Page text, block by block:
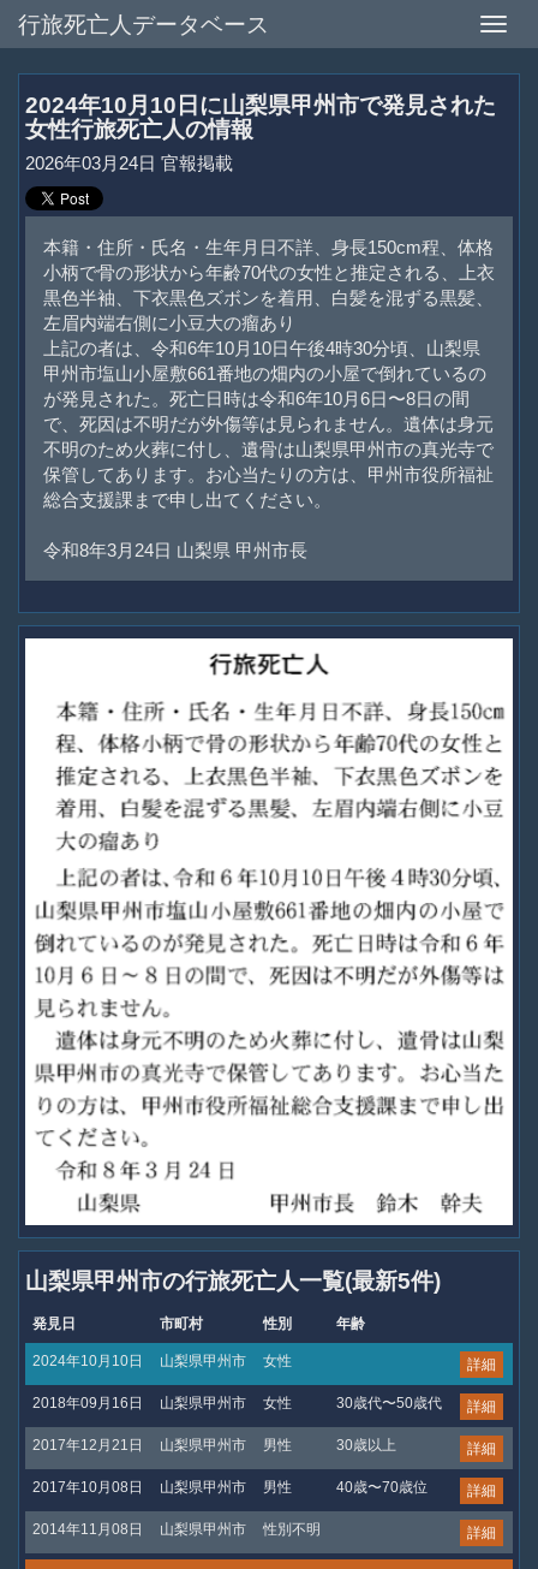
Toggle
行旅死亡人データベース
2024年10月10日に山梨県甲州市で発見された
女性行旅死亡人の情報
2026年03月24日 官報掲載
本籍・住所・氏名・生年月日不詳、身長150cm程、体格
小柄で骨の形状から年齢70代の女性と推定される、上衣
黒色半袖、下衣黒色ズボンを着用、白髪を混ずる黒髪、
左眉内端右側に小豆大の瘤あり
上記の者は、令和6年10月10日午後4時30分頃、山梨県
甲州市塩山小屋敷661番地の畑内の小屋で倒れているの
が発見された。死亡日時は令和6年10月6日〜8日の間
で、死因は不明だが外傷等は見られません。遺体は身元
不明のため火葬に付し、遺骨は山梨県甲州市の真光寺で
保管してあります。お心当たりの方は、甲州市役所福祉
総合支援課まで申し出てください。
令和8年3月24日 山梨県 甲州市長
山梨県甲州市の行旅死亡人一覧(最新5件)
発見日 市町村 性別 年齢
2024年10月10日 山梨県甲州市 女性 詳細
2018年09月16日 山梨県甲州市 女性 30歳代〜50歳代 詳細
2017年12月21日 山梨県甲州市 男性 30歳以上 詳細
2017年10月08日 山梨県甲州市 男性 40歳〜70歳位 詳細
2014年11月08日 山梨県甲州市 性別不明 詳細